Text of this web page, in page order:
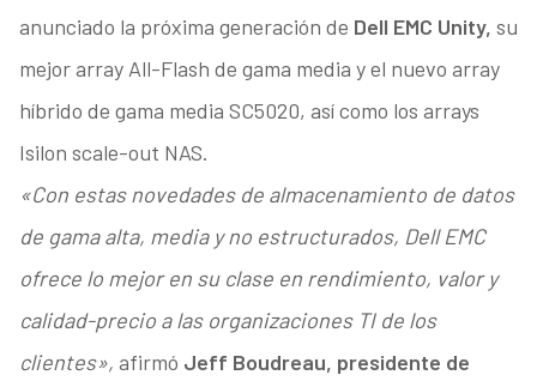
anunciado la próxima generación de Dell EMC Unity, su
mejor array All-Flash de gama media y el nuevo array
híbrido de gama media SC5020, así como los arrays
Isilon scale-out NAS.
«Con estas novedades de almacenamiento de datos
de gama alta, media y no estructurados, Dell EMC
ofrece lo mejor en su clase en rendimiento, valor y
calidad-precio a las organizaciones TI de los
clientes», afirmó Jeff Boudreau, presidente de